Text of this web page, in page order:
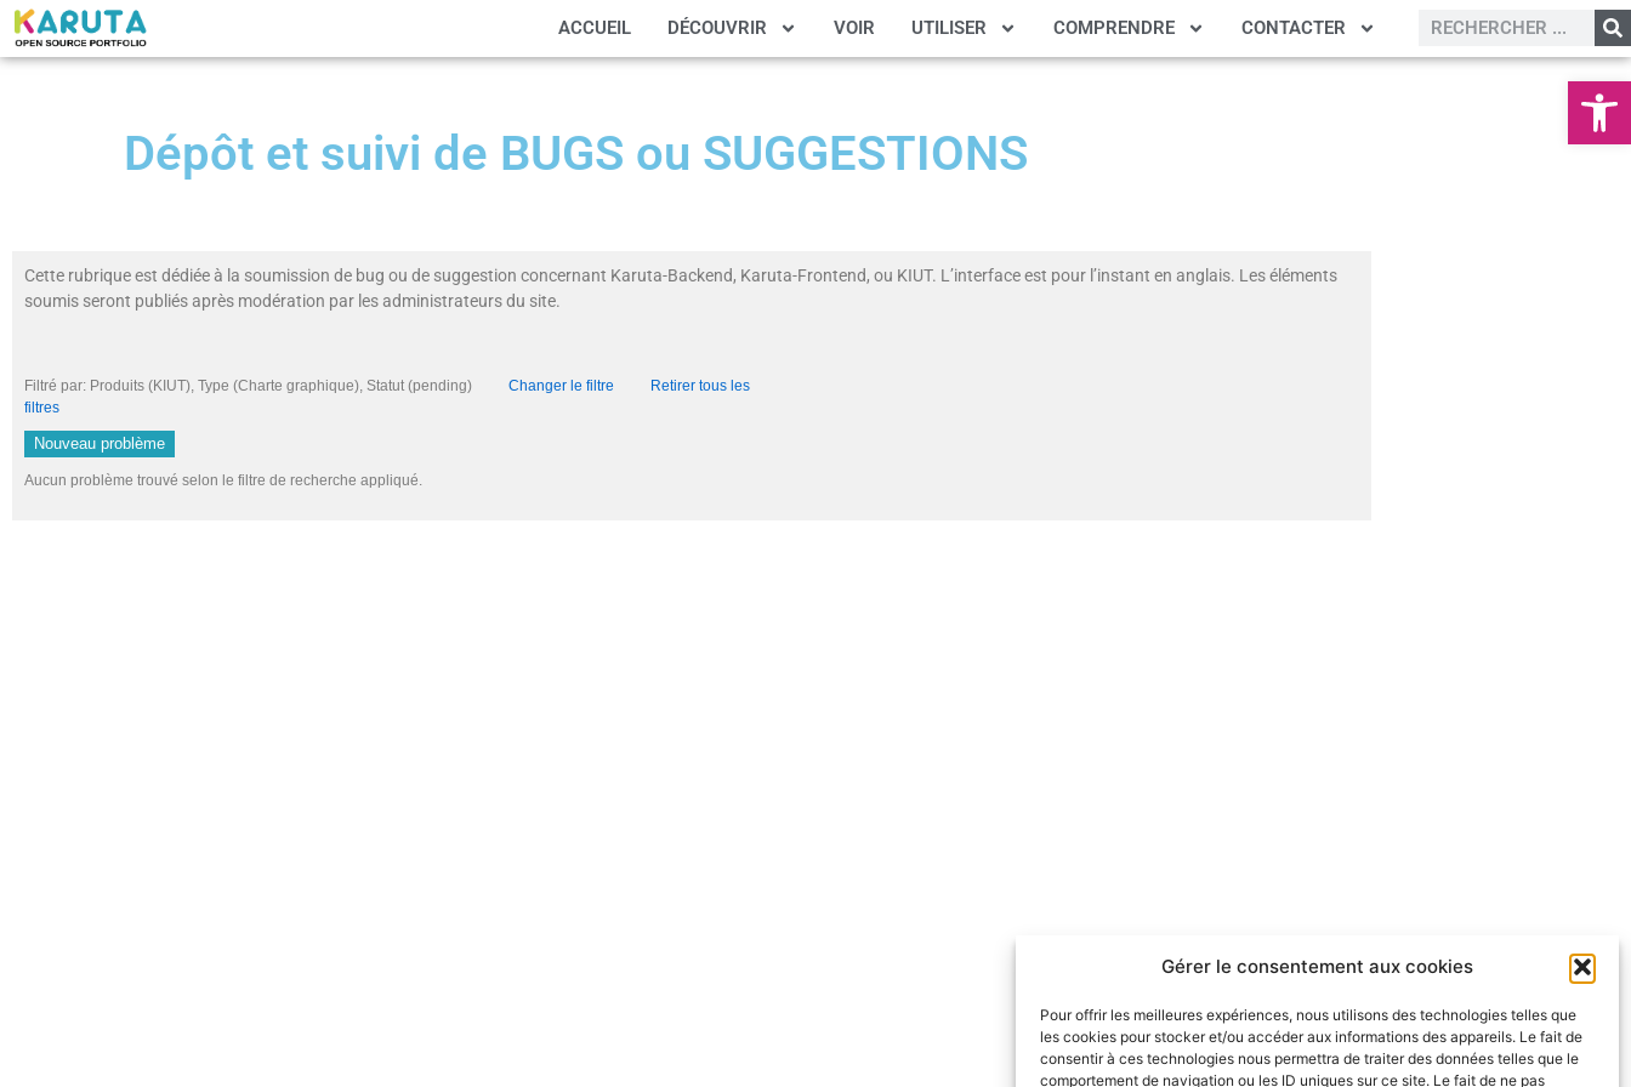
Ouvrir
Gérer le consentement aux cookies
Pour offrir les meilleures expériences, nous utilisons des technologies telles que
les cookies pour stocker et/ou accéder aux informations des appareils. Le fait de
consentir à ces technologies nous permettra de traiter des données telles que le
comportement de navigation ou les ID uniques sur ce site. Le fait de ne pas
ACCUEIL DÉCOUVRIR VOIR UTILISER COMPRENDRE CONTACTER
Dépôt et suivi de BUGS ou SUGGESTIONS
Cette rubrique est dédiée à la soumission de bug ou de suggestion concernant Karuta-Backend, Karuta-Frontend, ou KIUT. L’interface est pour l’instant en anglais. Les éléments
soumis seront publiés après modération par les administrateurs du site.
Filtré par: Produits (KIUT), Type (Charte graphique), Statut (pending) Changer le filtre
Retirer tous les
filtres
Nouveau problème
Aucun problème trouvé selon le filtre de recherche appliqué.